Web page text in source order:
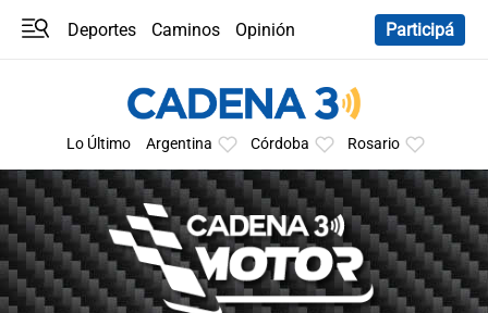
Deportes Caminos
Opinión
Participá
Lo Último Argentina Córdoba Rosario